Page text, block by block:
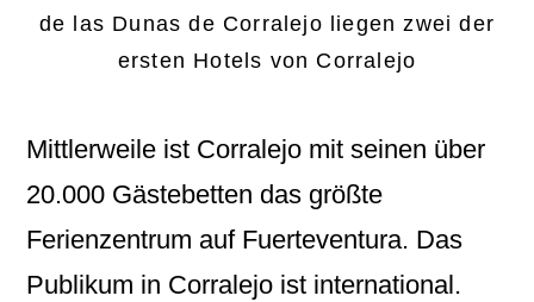
de las Dunas de Corralejo liegen zwei der
ersten Hotels von Corralejo
Mittlerweile ist Corralejo mit seinen über
20.000 Gästebetten das größte
Ferienzentrum auf Fuerteventura. Das
Publikum in Corralejo ist international.